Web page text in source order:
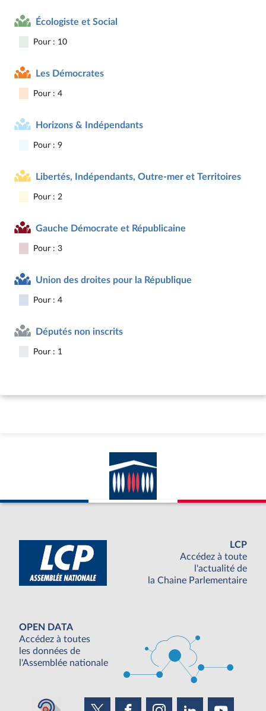
Écologiste et Social
Pour : 10
Les Démocrates
Pour : 4
Horizons & Indépendants
Pour : 9
Libertés, Indépendants, Outre-mer et Territoires
Pour : 2
Gauche Démocrate et Républicaine
Pour : 3
Union des droites pour la République
Pour : 4
Députés non inscrits
Pour : 1
LCP
Accédez à toute
l'actualité de
la Chaine Parlementaire
OPEN DATA
Accédez à toutes
les données de
l'Assemblée nationale